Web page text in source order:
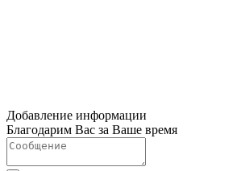
Добавление информации
Благодарим Вас за Ваше время